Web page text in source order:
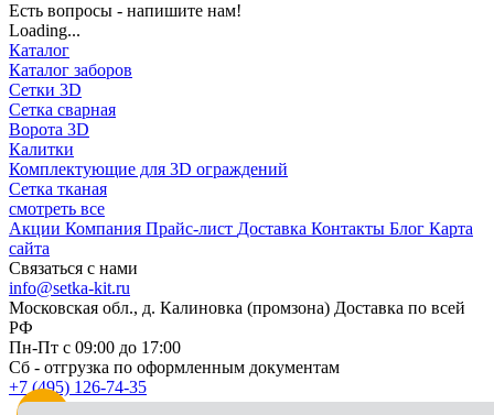
Есть вопросы - напишите нам!
Loading...
Каталог
Каталог заборов
Сетки 3D
Сетка сварная
Ворота 3D
Калитки
Комплектующие для 3D ограждений
Сетка тканая
смотреть все
Акции Компания Прайс-лист Доставка Контакты Блог Карта
сайта
Связаться с нами
info@setka-kit.ru
Московская обл., д. Калиновка (промзона) Доставка по всей
РФ
Пн-Пт с 09:00 до 17:00
Сб - отгрузка по оформленным документам
+7 (495) 126-74-35